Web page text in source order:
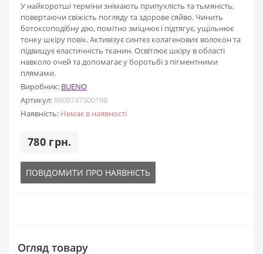
У найкоротші терміни знімають припухлість та тьмяність,
повертаючи свіжість погляду та здорове сяйво. Чинить
ботоксоподібну дію, помітно зміцнює і підтягує, ущільнює
тонку шкіру повік. Активізує синтез колагенових волокон та
підвищує еластичність тканин. Освітлює шкіру в області
навколо очей та допомагає у боротьбі з пігментними
плямами.
Виробник: BUENO
Артикул: 8809747300198
Наявність: Немає в наявності
780 грн.
ПОВІДОМИТИ ПРО НАЯВНІСТЬ
Огляд товару